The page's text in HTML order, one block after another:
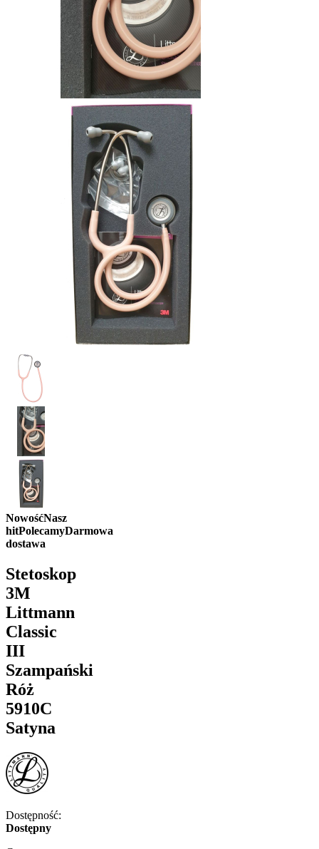
NowośćNasz
hitPolecamyDarmowa
dostawa
Stetoskop
3M
Littmann
Classic
III
Szampański
Róż
5910C
Satyna
Dostępność:
Dostępny